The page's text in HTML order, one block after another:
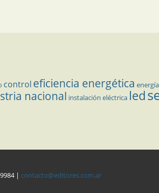
control eficiencia energética
nacional instalación eléctrica led
| contacto@editores.com.ar